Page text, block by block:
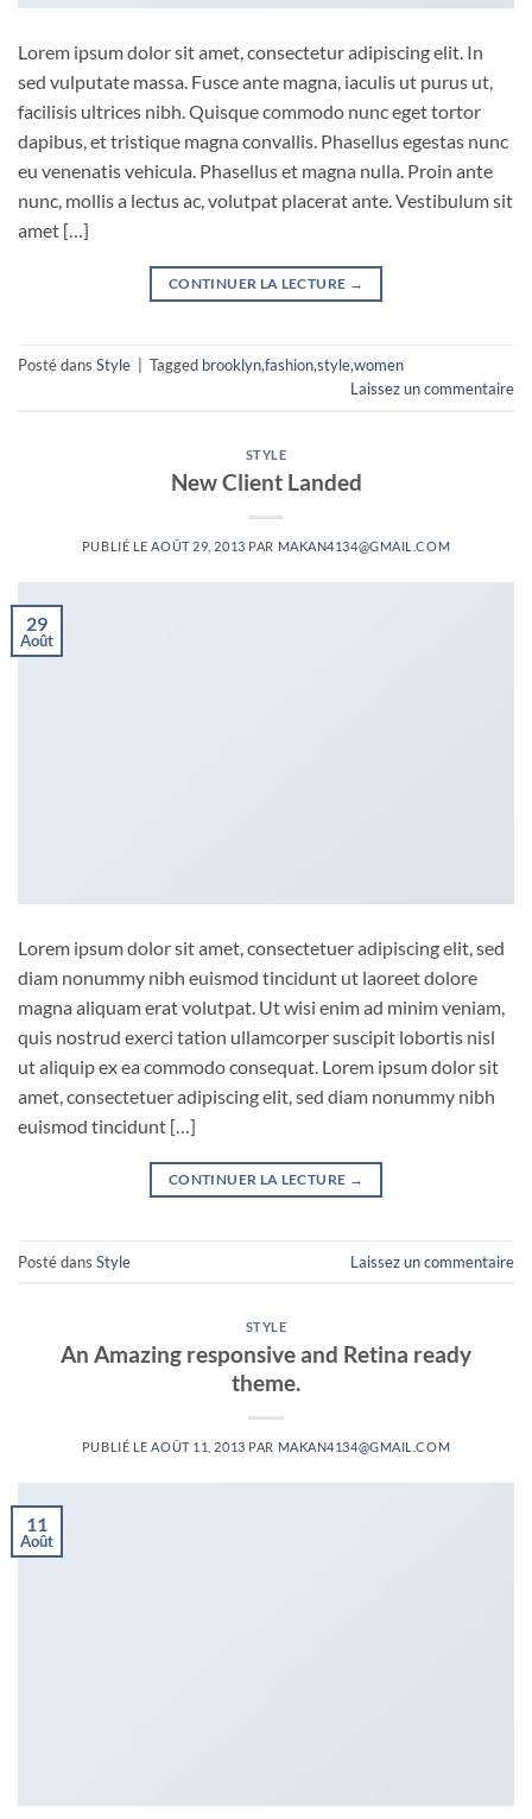
Lorem ipsum dolor sit amet, consectetur adipiscing elit. In
sed vulputate massa. Fusce ante magna, iaculis ut purus ut,
facilisis ultrices nibh. Quisque commodo nunc eget tortor
dapibus, et tristique magna convallis. Phasellus egestas nunc
eu venenatis vehicula. Phasellus et magna nulla. Proin ante
nunc, mollis a lectus ac, volutpat placerat ante. Vestibulum sit
amet […]
CONTINUER LA LECTURE →
Posté dans Style Tagged brooklyn,fashion,style,women
Laissez un commentaire
STYLE
New Client Landed
PUBLIÉ LEAOÛT 29, 2013 PAR MAKAN4134@GMAIL.COM
29
Août
Lorem ipsum dolor sit amet, consectetuer adipiscing elit, sed
diam nonummy nibh euismod tincidunt ut laoreet dolore
magna aliquam erat volutpat. Ut wisi enim ad minim veniam,
quis nostrud exerci tation ullamcorper suscipit lobortis nisl
ut aliquip ex ea commodo consequat. Lorem ipsum dolor sit
amet, consectetuer adipiscing elit, sed diam nonummy nibh
euismod tincidunt […]
CONTINUER LA LECTURE →
Posté dans Style Laissez un commentaire
STYLE
An Amazing responsive and Retina ready
theme.
PUBLIÉ LEAOÛT 11, 2013 PAR MAKAN4134@GMAIL.COM
11
Août